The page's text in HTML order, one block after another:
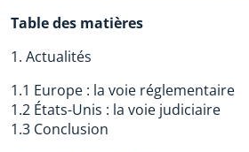
Table des matières
1. Actualités
1.1 Europe : la voie réglementaire
1.2 États-Unis : la voie judiciaire
1.3 Conclusion